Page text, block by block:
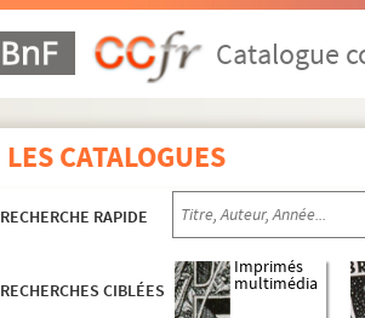
Catalogue
LES CATALOGUES
RECHERCHE RAPIDE
RECHERCHES CIBLÉES
Imprimés
multimédia
Jeanne Furrer. La poupée : drame en 1 acte
Valentine et André Jager-Schmidt. La
Louis Verneuil. Pour avoir Adrienne :
Léon Xanrof, Michel Carré. Pour être aimée
Georges de Wissant. Pour être joué : pièce
François Coppée. Pour la couronne : drame
Clifford Odets. Pour le meilleur et pour le